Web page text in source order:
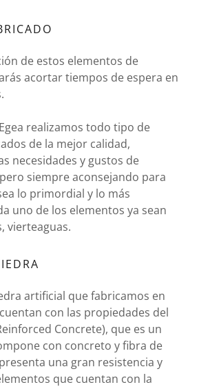
de estos elementos de
acortar tiempos de espera en
realizamos todo tipo de
de la mejor calidad,
necesidades y gustos de
siempre aconsejando para
lo primordial y lo más
uno de los elementos ya sean
vierteaguas.
artificial que fabricamos en
con las propiedades del
Concrete), que es un
con concreto y fibra de
una gran resistencia y
que cuentan con la